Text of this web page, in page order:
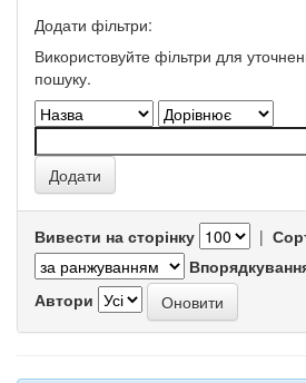
Додати фільтри:
Використовуйте фільтри для
пошуку.
Вивести на сторінку |
Автори